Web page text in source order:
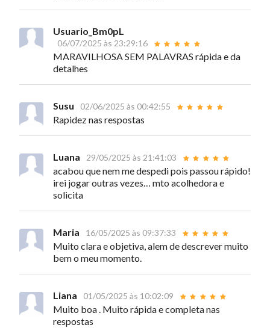
Usuario_Bm0pL
06/07/2025 às 23:29:16
MARAVILHOSA SEM PALAVRAS rápida e da
detalhes
Susu 02/06/2025 às 00:42:55
Rapidez nas respostas
Luana 29/05/2025 às 21:41:03
acabou que nem me despedi pois passou rápido!
irei jogar outras vezes… mto acolhedora e
solicita
Maria 16/05/2025 às 09:37:33
Muito clara e objetiva, alem de descrever muito
bem o meu momento.
Liana 01/05/2025 às 10:02:09
Muito boa . Muito rápida e completa nas
respostas